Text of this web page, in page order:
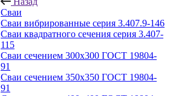
Сваи
Сваи вибрированные серия 3.407.9-146
Сваи квадратного сечения серия 3.407-
115
Сваи сечением 300х300 ГОСТ 19804-
91
Сваи сечением 350х350 ГОСТ 19804-
91